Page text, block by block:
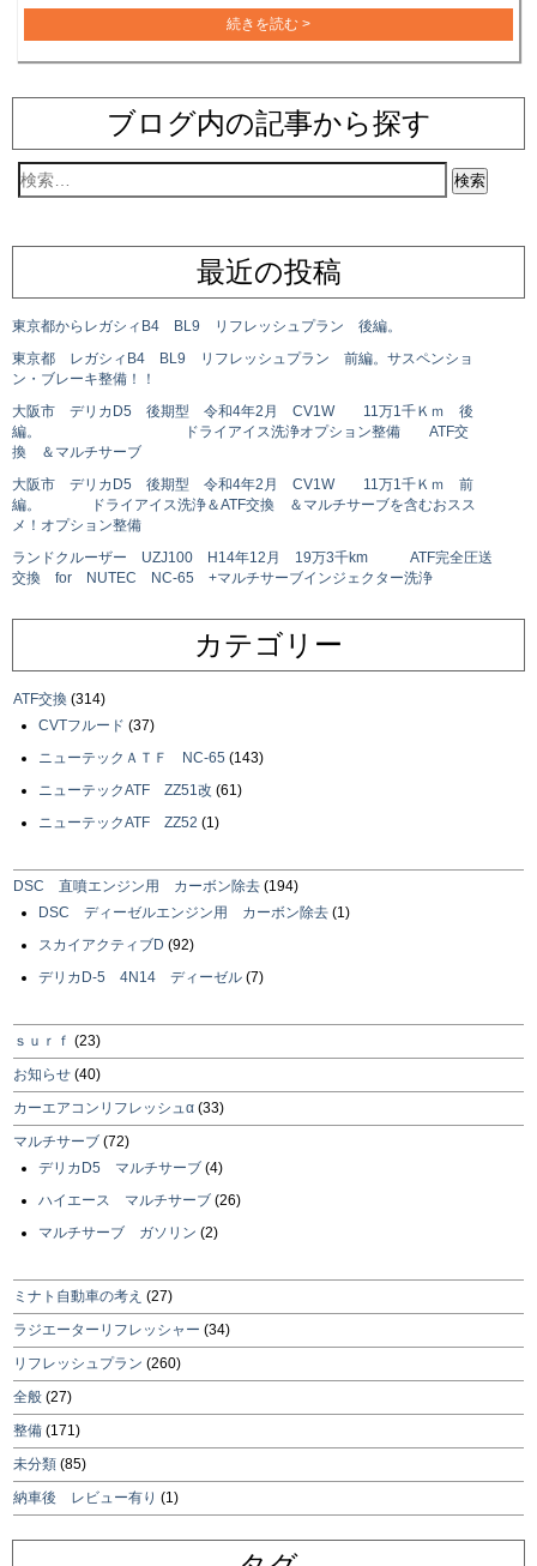
続きを読む >
ブログ内の記事から探す
最近の投稿
東京都からレガシィB4 BL9 リフレッシュプラン 後編。
東京都 レガシィB4 BL9 リフレッシュプラン 前編。サスペンショ
ン・ブレーキ整備！！
大阪市 デリカD5 後期型 令和4年2月 CV1W 11万1千Ｋｍ 後
編。 ドライアイス洗浄オプション整備 ATF交
換 ＆マルチサーブ
大阪市 デリカD5 後期型 令和4年2月 CV1W 11万1千Ｋｍ 前
編。 ドライアイス洗浄＆ATF交換 ＆マルチサーブを含むおスス
メ！オプション整備
ランドクルーザー UZJ100 H14年12月 19万3千km ATF完全圧送
交換 for NUTEC NC-65 +マルチサーブインジェクター洗浄
カテゴリー
ATF交換 (314)
CVTフルード (37)
ニューテックＡＴＦ NC-65 (143)
ニューテックATF ZZ51改 (61)
ニューテックATF ZZ52 (1)
DSC 直噴エンジン用 カーボン除去 (194)
DSC ディーゼルエンジン用 カーボン除去 (1)
スカイアクティブD (92)
デリカD-5 4N14 ディーゼル (7)
ｓｕｒｆ (23)
お知らせ (40)
カーエアコンリフレッシュα (33)
マルチサーブ (72)
デリカD5 マルチサーブ (4)
ハイエース マルチサーブ (26)
マルチサーブ ガソリン (2)
ミナト自動車の考え (27)
ラジエーターリフレッシャー (34)
リフレッシュプラン (260)
全般 (27)
整備 (171)
未分類 (85)
納車後 レビュー有り (1)